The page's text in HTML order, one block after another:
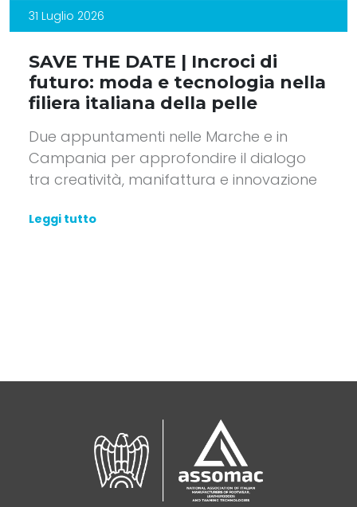
31 Luglio 2026
SAVE THE DATE | Incroci di
futuro: moda e tecnologia nella
filiera italiana della pelle
Due appuntamenti nelle Marche e in
Campania per approfondire il dialogo
tra creatività, manifattura e innovazione
Leggi tutto